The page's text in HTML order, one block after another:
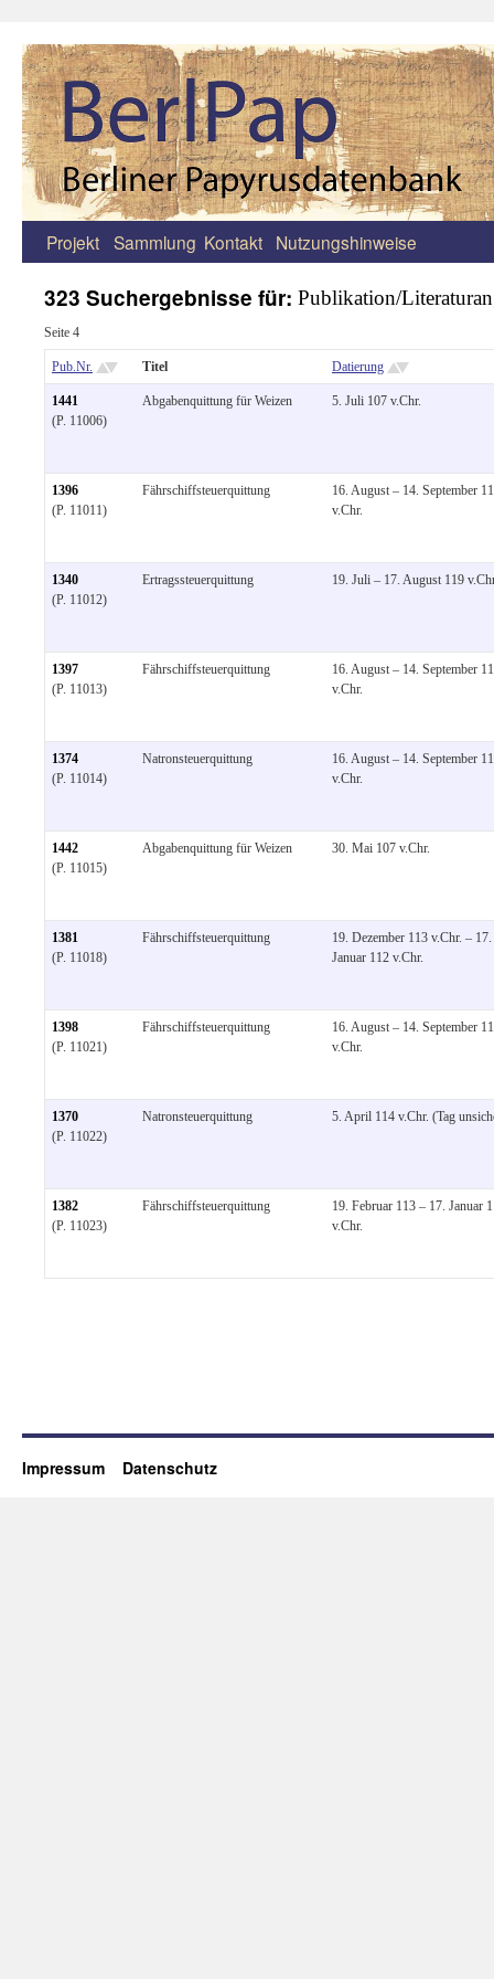
Zum
springen
Projekt Sammlung Kontakt Nutzungshinweise
323 Suchergebnisse für: Publikation/
Seite 4
Pub.Nr. Titel Datierung
1441
(P. 11006)
Abgabenquittung für Weizen 5. Juli 107 v.Chr.
1396
(P. 11011)
Fährschiffsteuerquittung
16. August – 14. September
v.Chr.
1340
(P. 11012)
Ertragssteuerquittung 19. Juli – 17. August 119
1397
(P. 11013)
Fährschiffsteuerquittung
16. August – 14. September
v.Chr.
1374
(P. 11014)
Natronsteuerquittung
16. August – 14. September
v.Chr.
1442
(P. 11015)
Abgabenquittung für Weizen 30. Mai 107 v.Chr.
1381
(P. 11018)
Fährschiffsteuerquittung
19. Dezember 113 v.Chr. – 17.
Januar 112 v.Chr.
1398
(P. 11021)
Fährschiffsteuerquittung
16. August – 14. September
v.Chr.
1370
(P. 11022)
Natronsteuerquittung 5. April 114 v.Chr. (Tag
1382
(P. 11023)
Fährschiffsteuerquittung
19. Februar 113 – 17. Januar
v.Chr.
Impressum Datenschutz